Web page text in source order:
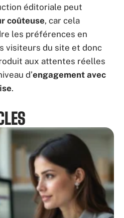
éditoriale peut
coûteuse, car cela
les préférences en
visiteurs du site et donc
aux attentes réelles
d’engagement avec
.